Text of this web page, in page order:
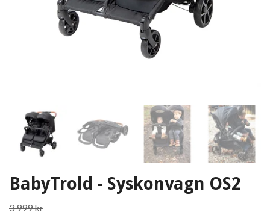
BabyTrold - Syskonvagn OS2
3 999 kr